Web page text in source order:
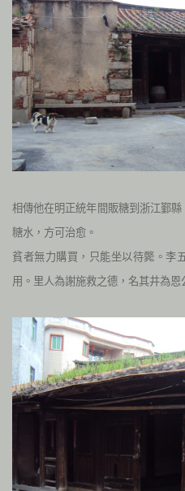
相傳他在明正統年間販糖到浙江鄞
糖水，方可治愈。
貧者無力購買，只能坐以待斃。李
用。里人為謝施救之德，名其井為恩